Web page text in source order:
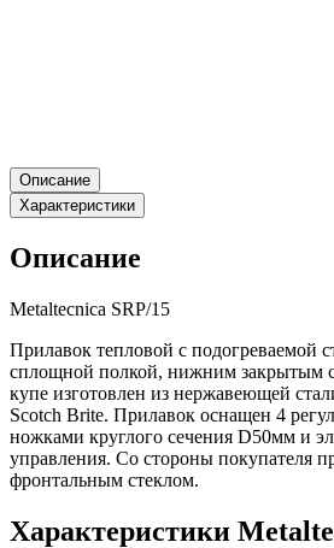
Описание
Характеристики
Описание
Metaltecnica SRP/15
Прилавок тепловой с подогреваемой
сплощной полкой, нижним закрытым
купе изготовлен из нержавеющей
Scotch Brite. Прилавок оснащен 4
ножками круглого сечения D50мм и
управления. Со стороны покупателя
фронтальным стеклом.
Характеристики